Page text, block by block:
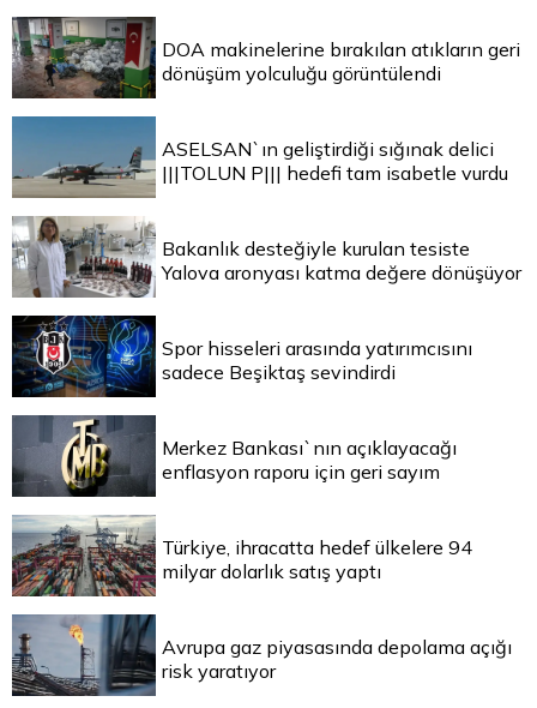
DOA makinelerine bırakılan atıkların geri
dönüşüm yolculuğu görüntülendi
ASELSAN`ın geliştirdiği sığınak delici
|||TOLUN P||| hedefi tam isabetle vurdu
Bakanlık desteğiyle kurulan tesiste
Yalova aronyası katma değere dönüşüyor
Spor hisseleri arasında yatırımcısını
sadece Beşiktaş sevindirdi
Merkez Bankası`nın açıklayacağı
enflasyon raporu için geri sayım
Türkiye, ihracatta hedef ülkelere 94
milyar dolarlık satış yaptı
Avrupa gaz piyasasında depolama açığı
risk yaratıyor